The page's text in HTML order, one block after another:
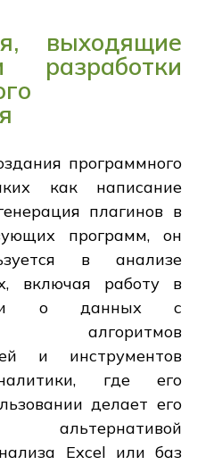
выходящие
программного
как написание
плагинов в
программ, он
в анализе
включая работу в
о данных с
алгоритмов
и инструментов
где его
делает его
альтернативой
Excel или баз